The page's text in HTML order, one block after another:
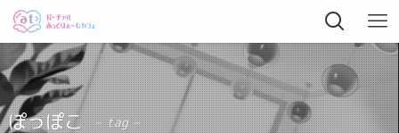
ぽっぽこ – tag –